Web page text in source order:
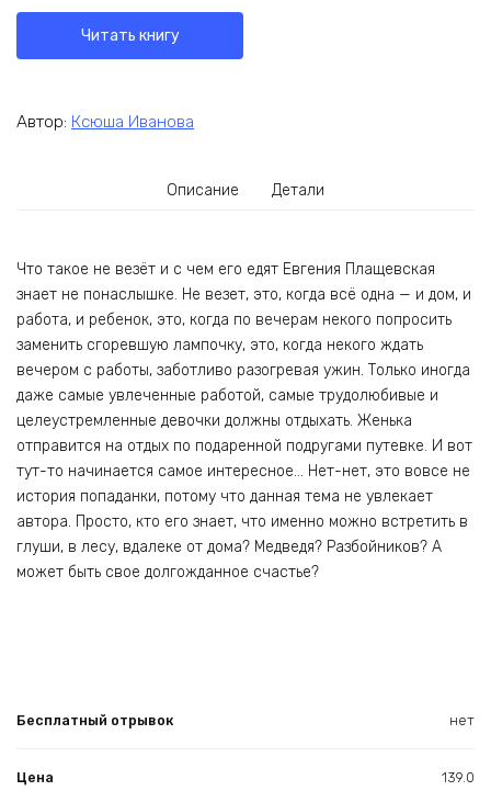
Читать книгу
Автор: Ксюша Иванова
Описание Детали
Что такое не везёт и с чем его едят Евгения Плащевская
знает не понаслышке. Не везет, это, когда всё одна — и дом, и
работа, и ребенок, это, когда по вечерам некого попросить
заменить сгоревшую лампочку, это, когда некого ждать
вечером с работы, заботливо разогревая ужин. Только иногда
даже самые увлеченные работой, самые трудолюбивые и
целеустремленные девочки должны отдыхать. Женька
отправится на отдых по подаренной подругами путевке. И вот
тут-то начинается самое интересное… Нет-нет, это вовсе не
история попаданки, потому что данная тема не увлекает
автора. Просто, кто его знает, что именно можно встретить в
глуши, в лесу, вдалеке от дома? Медведя? Разбойников? А
может быть свое долгожданное счастье?
Бесплатный отрывок нет
Цена 139.0